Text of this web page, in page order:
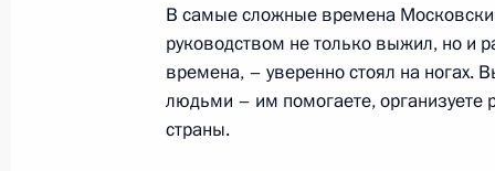
Встреча с губернатором
Бочаровым
В самые сложные времена
руководством не только выжил, но
времена, – уверенно стоял на ногах.
людьми – им помогаете, организуете
страны.